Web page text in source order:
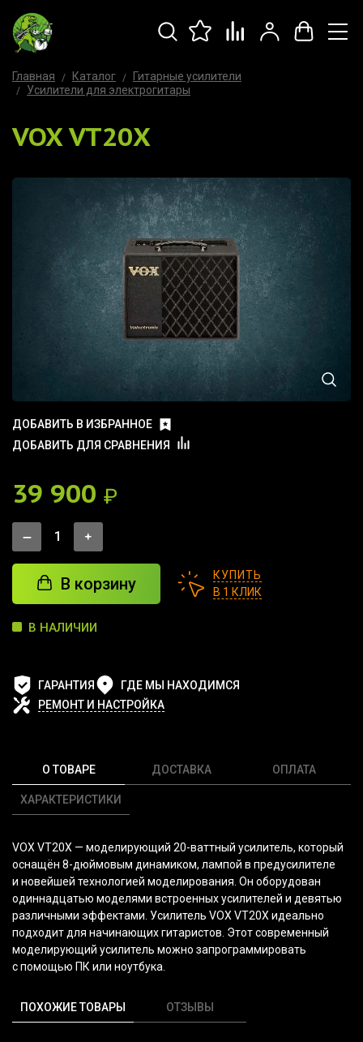
Главная Каталог
Гитарные усилители
Усилители для электрогитары
VOX VT20X
ДОБАВИТЬ В ИЗБРАННОЕ
ДОБАВИТЬ ДЛЯ СРАВНЕНИЯ
39 900 ₽
В корзину
КУПИТЬ
В 1 КЛИК
В НАЛИЧИИ
ГАРАНТИЯ
ГДЕ МЫ НАХОДИМСЯ
РЕМОНТ И НАСТРОЙКА
О ТОВАРЕ
ХАРАКТЕРИСТИКИ
ДОСТАВКА ОПЛАТА
VOX VT20X — моделирующий 20-ваттный усилитель, который
оснащён 8-дюймовым динамиком, лампой в предусилителе
и новейшей технологией моделирования. Он оборудован
одиннадцатью моделями встроенных усилителей и девятью
различными эффектами. Усилитель VOX VT20X идеально
подходит для начинающих гитаристов. Этот современный
моделирующий усилитель можно запрограммировать
с помощью ПК или ноутбука.
ПОХОЖИЕ ТОВАРЫ ОТЗЫВЫ